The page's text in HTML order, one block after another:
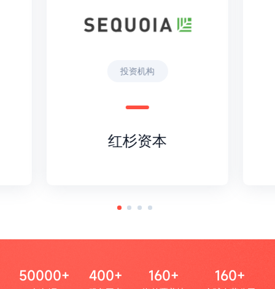
投资机构
红杉资本
50000+ 400+ 160+ 160+